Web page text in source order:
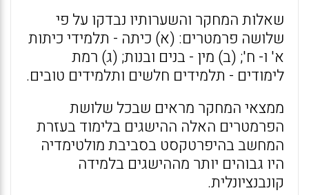
שאלות המחקר והשערותיו נבדקו על פי
שלושה פרמטרים: (א) כיתה - תלמידי כיתות
א' ו- ח'; (ב) מין - בנים ובנות; (ג) רמת
לימודים - תלמידים חלשים ותלמידים טובים.
ממצאי המחקר מראים שבכל שלושת
הפרמטרים האלה ההישגים בלימוד בעזרת
המחשב בהיפרטקסט בסביבת מולטימדיה
היו גבוהים יותר מההישגים בלמידה
קונבנציונלית.